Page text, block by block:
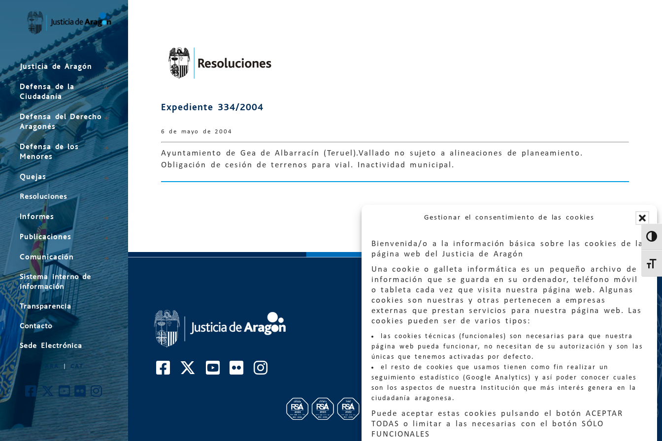
Gestionar el consentimiento de las cookies
Bienvenida/o a la información básica sobre las cookies de la
página web del Justicia de Aragón
Una cookie o galleta informática es un pequeño archivo de
información que se guarda en su ordenador, teléfono móvil
o tableta cada vez que visita nuestra página web. Algunas
cookies son nuestras y otras pertenecen a empresas
externas que prestan servicios para nuestra página web. Las
cookies pueden ser de varios tipos:
las cookies técnicas (funcionales) son necesarias para que nuestra
página web pueda funcionar, no necesitan de su autorización y son las
únicas que tenemos activadas por defecto.
el resto de cookies que usamos tienen como fin realizar un
seguimiento estadístico (Google Analytics) y así poder conocer cuales
son los aspectos de nuestra Institución que más interés genera en la
ciudadanía aragonesa.
Puede aceptar estas cookies pulsando el botón ACEPTAR
TODAS o limitar a las necesarias con el botón SÓLO
FUNCIONALES
Justicia de Aragón
Defensa de la
Ciudadanía
Defensa del Derecho
Aragonés
Defensa de los
Menores
Quejas
Resoluciones
Informes
Publicaciones
Comunicación
Sistema interno de
información
Transparencia
Contacto
Sede Electrónica
CAT
Expediente 334/2004
6 de mayo de 2004
Ayuntamiento de Gea de Albarracín (Teruel).Vallado no sujeto a alineaciones de planeamiento.
Obligación de cesión de terrenos para vial. Inactividad municipal.
Quejas:quejas@eljusticiadearagon.es
Información general:
informacion@eljusticiadearagon.es
Teléfonos: 900 210 210/ 976 399 354